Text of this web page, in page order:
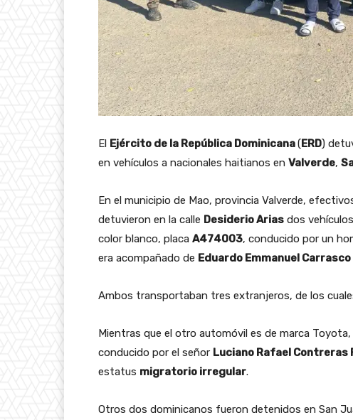
El Ejército de la República Dominicana(ERD)
en vehículos a nacionales haitianos en Valverde,
En el municipio de Mao, provincia Valverde,
detuvieron en la calle Desiderio Arias dos
color blanco, placa A474003, conducido por un
era acompañado de Eduardo Emmanuel
Ambos transportaban tres extranjeros, de los
Mientras que el otro automóvil es de marca
conducido por el señor Luciano Rafael Contreras
estatus migratorio irregular.
Otros dos dominicanos fueron detenidos en San